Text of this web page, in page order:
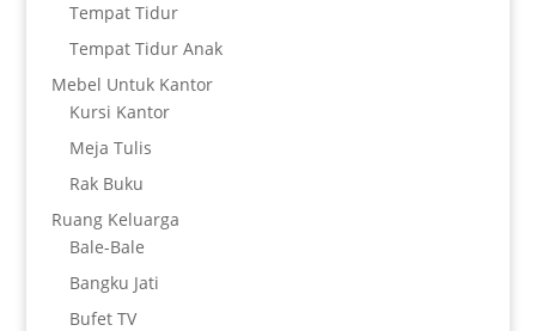
Tempat Tidur
Tempat Tidur Anak
Mebel Untuk Kantor
Kursi Kantor
Meja Tulis
Rak Buku
Ruang Keluarga
Bale-Bale
Bangku Jati
Bufet TV